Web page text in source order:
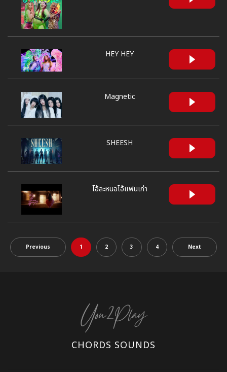
HEY HEY
Magnetic
SHEESH
โอ้ละหนอไอ้แฟนเก่า
Previous 1 2 3 4 Next
You2Play
CHORDS SOUNDS